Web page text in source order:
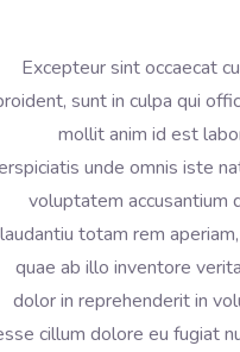
Excepteur sint occaecat
sunt in culpa qui
mollit anim id est
unde omnis iste
voluptatem accusantium
laudantiu totam rem
quae ab illo inventore
dolor in reprehenderit in
cillum dolore eu fugiat